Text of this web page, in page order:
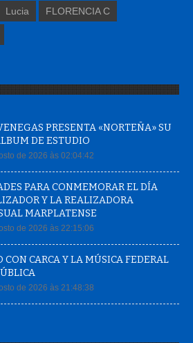
Lucia FLORENCIA C
PRESENTA «NORTEÑA» SU
DE ESTUDIO
de 2026 às 02:04:42
PARA CONMEMORAR EL DÍA
Y LA REALIZADORA
MARPLATENSE
de 2026 às 22:15:06
CON CARCA Y LA MÚSICA FEDERAL
de 2026 às 21:48:38